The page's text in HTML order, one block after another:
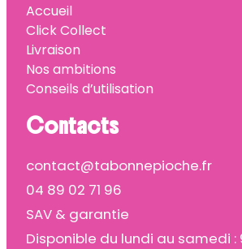
Accueil
Click Collect
Livraison
Nos ambitions
Conseils d’utilisation
Contacts
contact@tabonnepioche.fr
04 89 02 71 96
SAV & garantie
Disponible du lundi au samedi :